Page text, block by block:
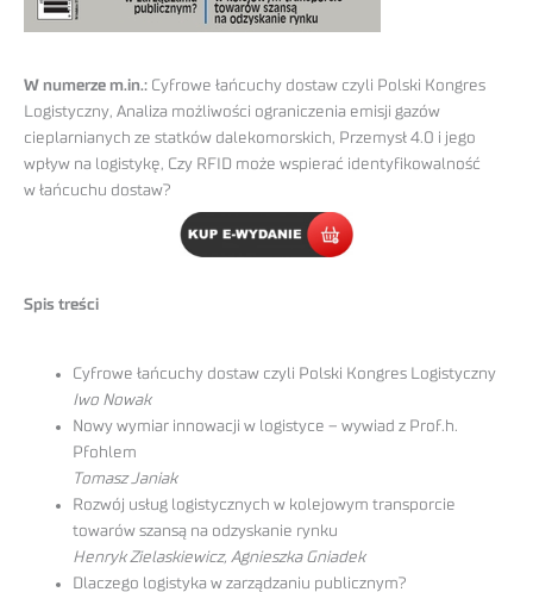
W numerze m.in.: Cyfrowe łańcuchy dostaw czyli Polski Kongres
Logistyczny, Analiza możliwości ograniczenia emisji gazów
cieplarnianych ze statków dalekomorskich, Przemysł 4.0 i jego
wpływ na logistykę, Czy RFID może wspierać identyfikowalność
w łańcuchu dostaw?
Spis treści
Cyfrowe łańcuchy dostaw czyli Polski Kongres Logistyczny
Iwo Nowak
Nowy wymiar innowacji w logistyce – wywiad z Prof.h.
Pfohlem
Tomasz Janiak
Rozwój usług logistycznych w kolejowym transporcie
towarów szansą na odzyskanie rynku
Henryk Zielaskiewicz, Agnieszka Gniadek
Dlaczego logistyka w zarządzaniu publicznym?